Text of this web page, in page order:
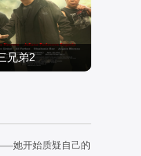
兄弟2
律宾
她开始质疑自己的